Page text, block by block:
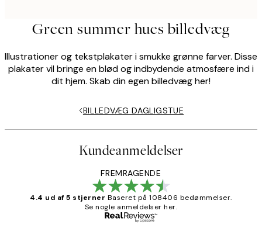
Green summer hues billedvæg
Illustrationer og tekstplakater i smukke grønne farver. Disse
plakater vil bringe en blød og indbydende atmosfære ind i
dit hjem. Skab din egen billedvæg her!
BILLEDVÆG DAGLIGSTUE
Kundeanmeldelser
FREMRAGENDE
4.4 ud af 5 stjerner Baseret på 108406 bedømmelser.
Se nogle anmeldelser her.